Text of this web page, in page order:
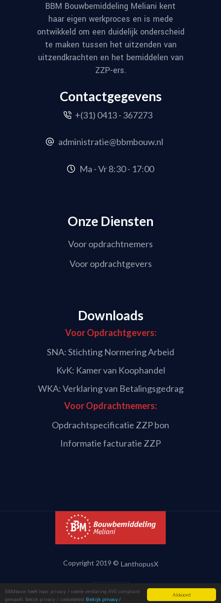
Akkoord
BBMbouw heeft haar privacy / cookie verklaring AVG compliant
gemaakt. Bekijk privacy / cookiebeleid Bekijk privacy /
BBM Bouwbemiddeling Meliani kent
haar eigen werkproces en is mede
ontwikkeld om een duidelijk onderscheid
te maken tussen het uitzenden van
uitzendkrachten en het bemiddelen van
ZZP-ers.
Contactgegevens
+(31) 0413 - 367273
administratie@bbmbouw.nl
Ma - Vr 8:30 - 17:00
Onze Diensten
Voor opdrachtnemers
Voor opdrachtgevers
Downloads
Voor Opdrachtgevers:
SNA: Stichting Normering Arbeid
KvK: Kamer van Koophandel
WKA: Verklaring van Betalingsgedrag
Voor Opdrachtnemers:
Opdrachtspecificatie ZZP bon
Informatie facturatie ZZP
Copyright 2019 © LanthopusX